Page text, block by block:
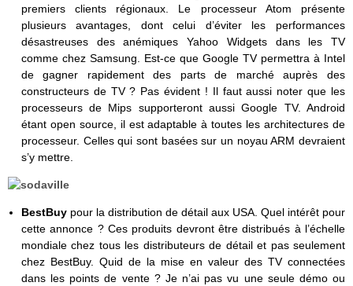
premiers clients régionaux. Le processeur Atom présente
plusieurs avantages, dont celui d’éviter les performances
désastreuses des anémiques Yahoo Widgets dans les TV
comme chez Samsung. Est-ce que Google TV permettra à Intel
de gagner rapidement des parts de marché auprès des
constructeurs de TV ? Pas évident ! Il faut aussi noter que les
processeurs de Mips supporteront aussi Google TV. Android
étant open source, il est adaptable à toutes les architectures de
processeur. Celles qui sont basées sur un noyau ARM devraient
s’y mettre.
BestBuy pour la distribution de détail aux USA. Quel intérêt pour
cette annonce ? Ces produits devront être distribués à l’échelle
mondiale chez tous les distributeurs de détail et pas seulement
chez BestBuy. Quid de la mise en valeur des TV connectées
dans les points de vente ? Je n’ai pas vu une seule démo ou